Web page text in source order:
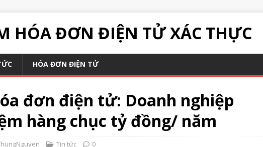
HÓA ĐƠN ĐIỆN TỬ XÁC THỰC
HÓA ĐƠN ĐIỆN TỬ
đơn điện tử: Doanh nghiệp
hàng chục tỷ đồng/ năm
Tin tức 0